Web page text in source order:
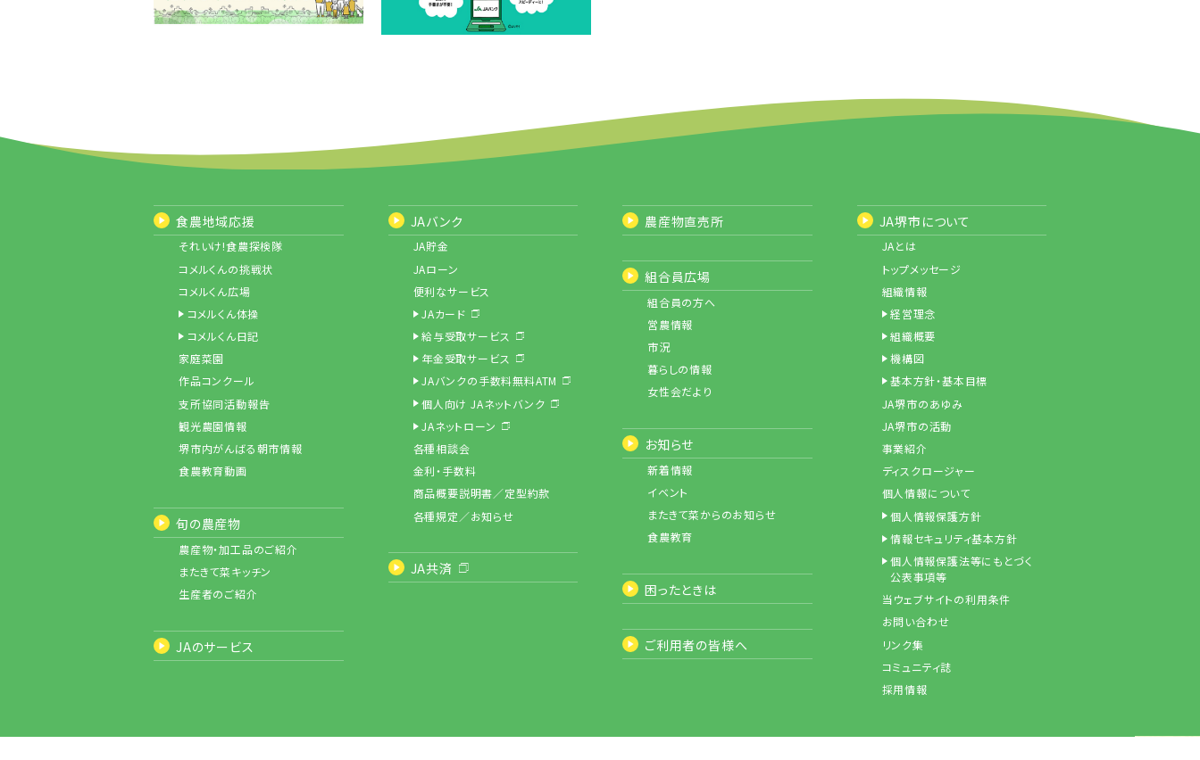
食農地域応援
それいけ!食農探検隊
コメルくんの挑戦状
コメルくん広場
コメルくん体操
コメルくん日記
家庭菜園
作品コンクール
支所協同活動報告
観光農園情報
堺市内がんばる朝市情報
食農教育動画
旬の農産物
農産物・加工品のご紹介
またきて菜キッチン
生産者のご紹介
JAのサービス
JAバンク
JA貯金
JAローン
便利なサービス
JAカード
給与受取サービス
年金受取サービス
JAバンクの手数料無料ATM
個人向け JAネットバンク
JAネットローン
各種相談会
金利・手数料
商品概要説明書／定型約款
各種規定／お知らせ
JA共済
農産物直売所
組合員広場
組合員の方へ
営農情報
市況
暮らしの情報
女性会だより
お知らせ
新着情報
イベント
またきて菜からのお知らせ
食農教育
困ったときは
ご利用者の皆様へ
JA堺市について
JAとは
トップメッセージ
組織情報
経営理念
組織概要
機構図
基本方針・基本目標
JA堺市のあゆみ
JA堺市の活動
事業紹介
ディスクロージャー
個人情報について
個人情報保護方針
情報セキュリティ基本方針
個人情報保護法等にもとづく
公表事項等
当ウェブサイトの利用条件
お問い合わせ
リンク集
コミュニティ誌
採用情報